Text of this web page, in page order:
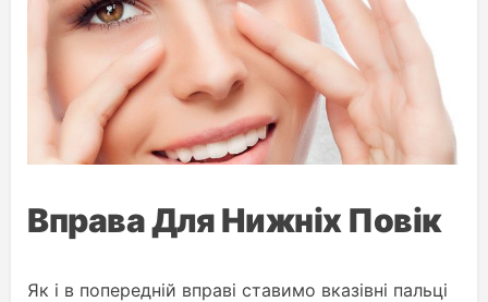
Вправа Для Нижніх Повік
Як і в попередній вправі ставимо вказівні пальці